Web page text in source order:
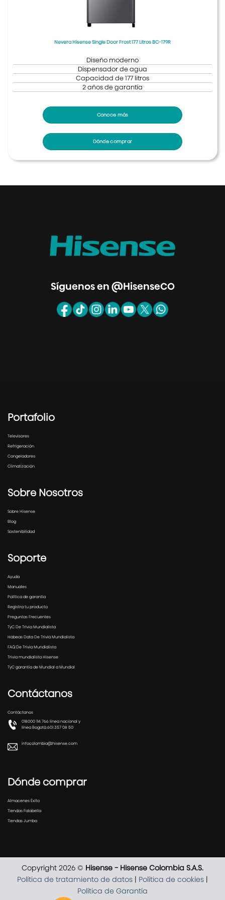
Nevera Hisense Single Door Frost 177 Litros BC-179R
Diseño moderno
Dispensador de agua
Capacidad de 177 litros
2 años de garantía
Conoce más
Dónde comprar
Síguenos en @HisenseCO
Portafolio
Televisores
Refrigeración
Congeladores
Climatización
Sobre Nosotros
Sobre Hisense
Blog
Sostenibilidad
Soporte
Ayuda
Manuales
Política de garantía
Registra tu producto
Preguntas Frecuentes
TyC De Trivia Mundialista
Habeas Data De Trivia Mundialista
FAQ De Trivia Mundialista
Trivia mundialista Hisense
TyC garantía de Mundial a Mundial
Contáctanos
Contáctanos
018000 114 766 línea nacional y
línea Bogotá 601 357 08 50
infocolombia@hisense.com
Dónde comprar
Almacenes Éxito
Tiendas Falabella
Tiendas Jumbo
Copyright 2026 © Hisense - Hisense Colombia S.A.S.
Política de tratamiento de datos | Política de cookies |
Política de Garantía